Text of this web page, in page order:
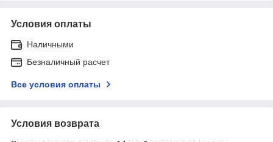
Условия оплаты
Наличными
Безналичный расчет
Все условия оплаты
Условия возврата